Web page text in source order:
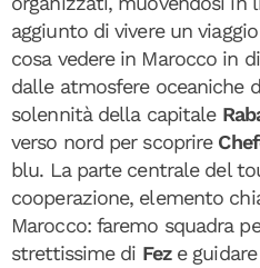
aggiunto di vivere un
cosa vedere in Marocco in
dalle atmosfere oceaniche
solennità della capitale
verso nord per scoprire
blu. La parte centrale del
cooperazione, elemento
Marocco: faremo squadra
strettissime di Feze guidare